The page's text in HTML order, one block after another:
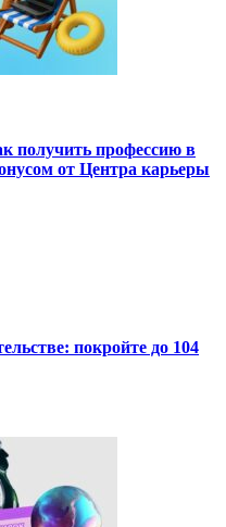
получить профессию в
от Центра карьеры
покройте до 104